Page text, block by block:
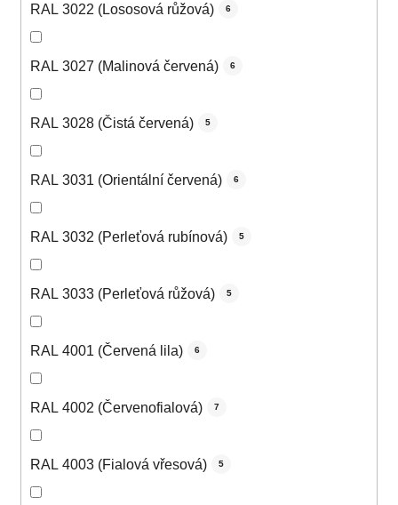
RAL 3022 (Lososová růžová) 6
RAL 3027 (Malinová červená) 6
RAL 3028 (Čistá červená) 5
RAL 3031 (Orientální červená) 6
RAL 3032 (Perleťová rubínová) 5
RAL 3033 (Perleťová růžová) 5
RAL 4001 (Červená lila) 6
RAL 4002 (Červenofialová) 7
RAL 4003 (Fialová vřesová) 5